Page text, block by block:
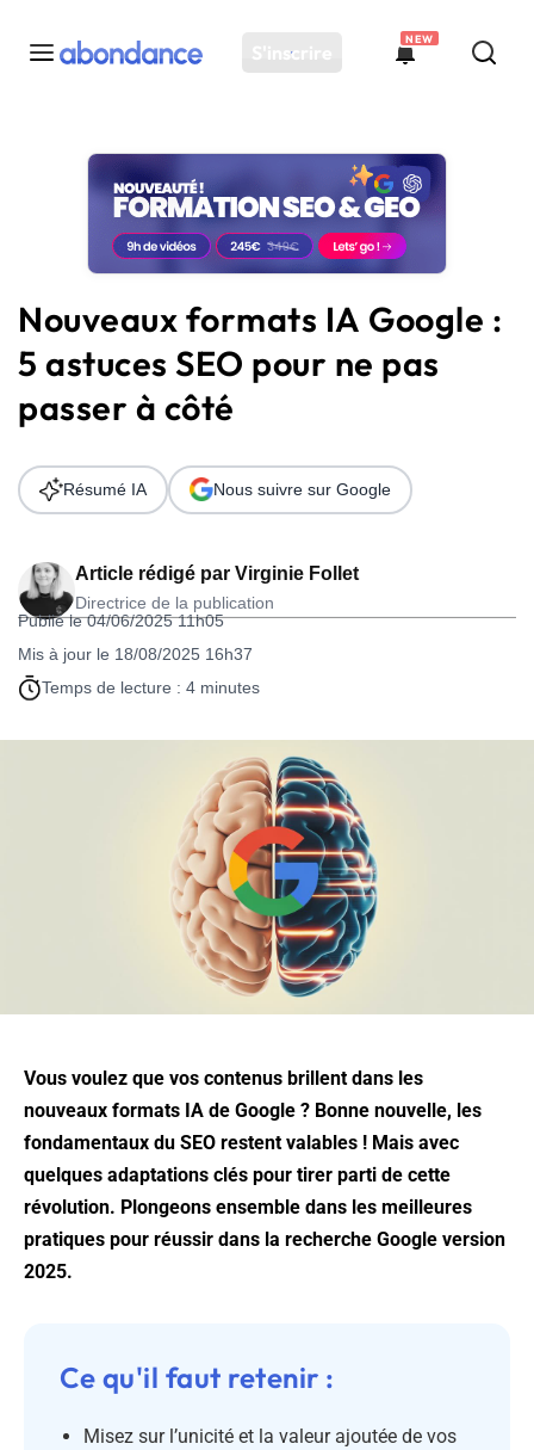
S'inscrire
NEW
Toutes les actus
Actus SEO
Plateforme
Solutions
Ressources
Audit SEO
Nouveaux formats IA Google :
5 astuces SEO pour ne pas
passer à côté
Article rédigé par Virginie Follet
Directrice de la publication
Publié le 04/06/2025 11h05
Mis à jour le 18/08/2025 16h37
Temps de lecture : 4 minutes
Résumé IA Nous suivre sur Google
Vous voulez que vos contenus brillent dans les
nouveaux formats IA de Google ? Bonne nouvelle, les
fondamentaux du SEO restent valables ! Mais avec
quelques adaptations clés pour tirer parti de cette
révolution. Plongeons ensemble dans les meilleures
pratiques pour réussir dans la recherche Google version
2025.
Ce qu'il faut retenir :
Misez sur l’unicité et la valeur ajoutée de vos